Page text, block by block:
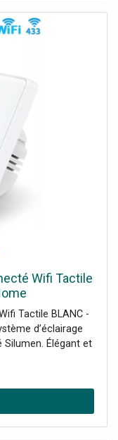
également en
ou Google Home.
ou un
confortable au
Wifi Tactile
Tactile BLANC -
d’éclairage
Élégant et
via votre
Un choix idéal
caractéristiques
Silumen Connexion